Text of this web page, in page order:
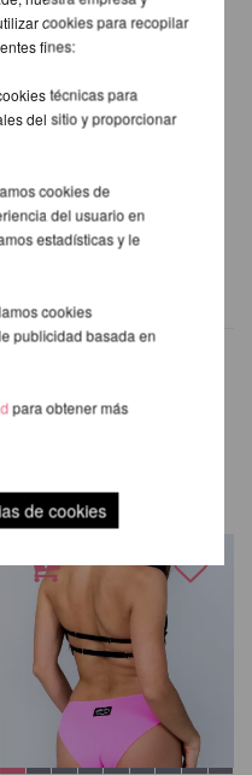
DE LA
cookies para recopilar
fines:
técnicas para
del sitio y proporcionar
cookies de
del usuario en
estadísticas y le
cookies
publicidad basada en
para obtener más
de cookies